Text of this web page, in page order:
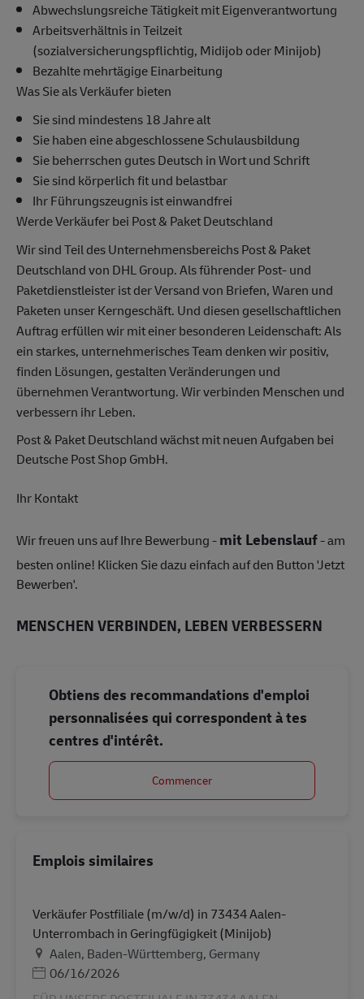
Abwechslungsreiche Tätigkeit mit Eigenverantwortung
Arbeitsverhältnis in Teilzeit
(sozialversicherungspflichtig, Midijob oder Minijob)
Bezahlte mehrtägige Einarbeitung
Was Sie als Verkäufer bieten
Sie sind mindestens 18 Jahre alt
Sie haben eine abgeschlossene Schulausbildung
Sie beherrschen gutes Deutsch in Wort und Schrift
Sie sind körperlich fit und belastbar
Ihr Führungszeugnis ist einwandfrei
Werde Verkäufer bei Post & Paket Deutschland
Wir sind Teil des Unternehmensbereichs Post & Paket
Deutschland von DHL Group. Als führender Post- und
Paketdienstleister ist der Versand von Briefen, Waren und
Paketen unser Kerngeschäft. Und diesen gesellschaftlichen
Auftrag erfüllen wir mit einer besonderen Leidenschaft: Als
ein starkes, unternehmerisches Team denken wir positiv,
finden Lösungen, gestalten Veränderungen und
übernehmen Verantwortung. Wir verbinden Menschen und
verbessern ihr Leben.
Post & Paket Deutschland wächst mit neuen Aufgaben bei
Deutsche Post Shop GmbH.
Ihr Kontakt
Wir freuen uns auf Ihre Bewerbung -mit Lebenslauf- am
besten online! Klicken Sie dazu einfach auf den Button 'Jetzt
Bewerben'.
MENSCHEN VERBINDEN, LEBEN VERBESSERN
Obtiens des recommandations d'emploi
personnalisées qui correspondent à tes
centres d'intérêt.
Commencer
Emplois similaires
Verkäufer Postfiliale (m/w/d) in 73434 Aalen-
Unterrombach in Geringfügigkeit (Minijob)
LieuAalen, Baden-Württemberg, Germany
Posted Date
06/16/2026